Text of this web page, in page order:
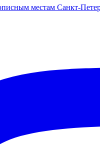
местам Санкт-